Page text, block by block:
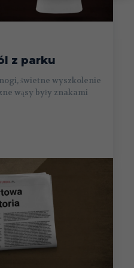
z parku
świetne wyszkolenie
wąsy były znakami